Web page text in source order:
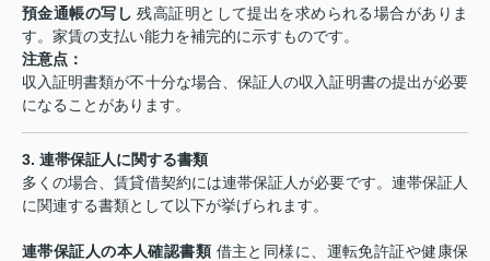
預金通帳の写し 残高証明として提出を求められる場合がありま
す。家賃の支払い能力を補完的に示すものです。
注意点：
収入証明書類が不十分な場合、保証人の収入証明書の提出が必要
になることがあります。
3. 連帯保証人に関する書類
多くの場合、賃貸借契約には連帯保証人が必要です。連帯保証人
に関連する書類として以下が挙げられます。
連帯保証人の本人確認書類 借主と同様に、運転免許証や健康保